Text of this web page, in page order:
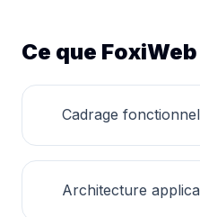
Ce que
Cadrage
Architecture